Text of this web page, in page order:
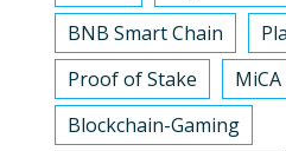
BNB Smart Chain
Proof of Stake
MiCA
Blockchain-Gaming